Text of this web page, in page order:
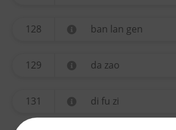
128 ban lan gen
129 da zao
131 di fu zi